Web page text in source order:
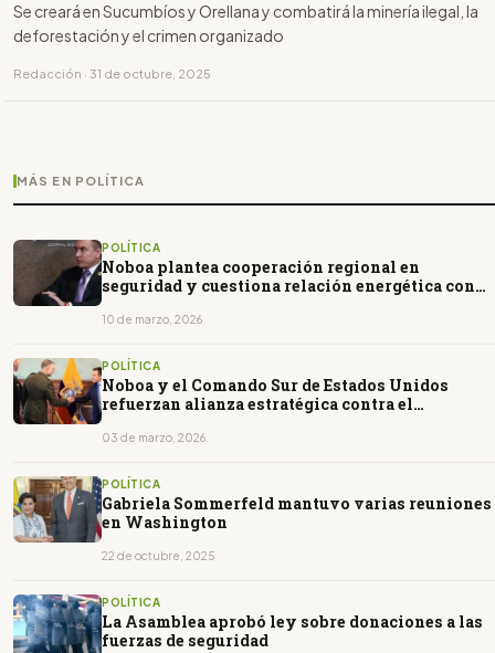
Se creará en Sucumbíos y Orellana y combatirá la minería ilegal, la
deforestación y el crimen organizado
Redacción · 31 de octubre, 2025
MÁS EN POLÍTICA
POLÍTICA
Noboa plantea cooperación regional en
seguridad y cuestiona relación energética con
10 de marzo, 2026
POLÍTICA
Noboa y el Comando Sur de Estados Unidos
refuerzan alianza estratégica contra el
03 de marzo, 2026
POLÍTICA
Gabriela Sommerfeld mantuvo varias reuniones
en Washington
22 de octubre, 2025
POLÍTICA
La Asamblea aprobó ley sobre donaciones a las
fuerzas de seguridad